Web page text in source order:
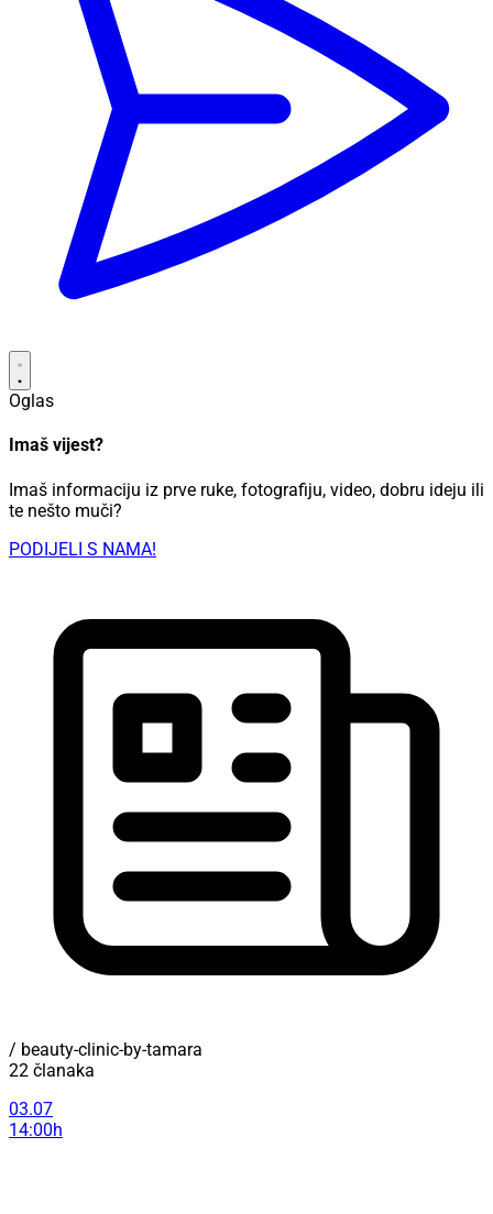
Oglas
Imaš vijest?
Imaš informaciju iz prve ruke, fotografiju, video, dobru ideju ili
te nešto muči?
PODIJELI S NAMA!
/ beauty-clinic-by-tamara
22 članaka
03.07
14:00h